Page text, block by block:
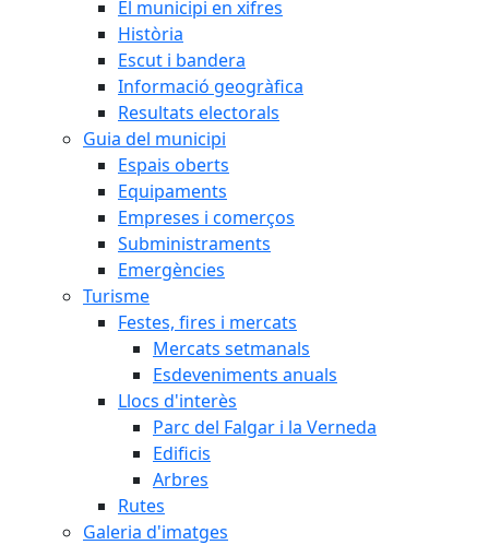
El municipi en xifres
Història
Escut i bandera
Informació geogràfica
Resultats electorals
Guia del municipi
Espais oberts
Equipaments
Empreses i comerços
Subministraments
Emergències
Turisme
Festes, fires i mercats
Mercats setmanals
Esdeveniments anuals
Llocs d'interès
Parc del Falgar i la Verneda
Edificis
Arbres
Rutes
Galeria d'imatges